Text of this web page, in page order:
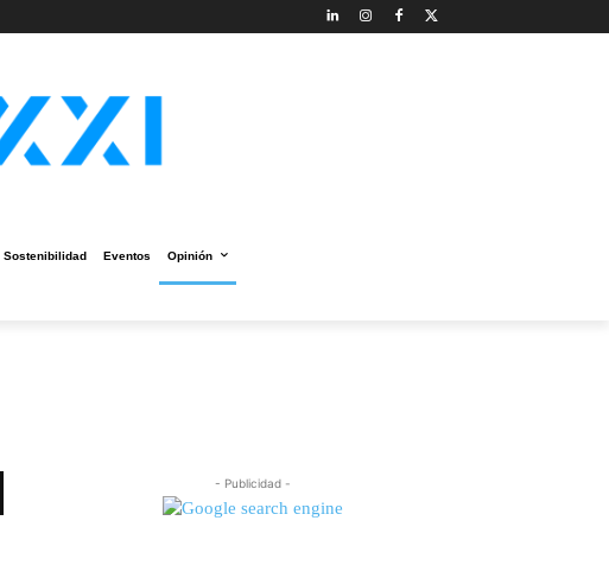
Sostenibilidad Eventos Opinión
- Publicidad -